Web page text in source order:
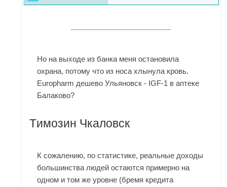
Но на выходе из банка меня остановила
охрана, потому что из носа хлынула кровь.
Europharm дешево Ульяновск - IGF-1 в аптеке
Балаково?
Tимозин Чкаловск
К сожалению, по статистике, реальные доходы
большинства людей остаются примерно на
одном и том же уровне (бремя кредита